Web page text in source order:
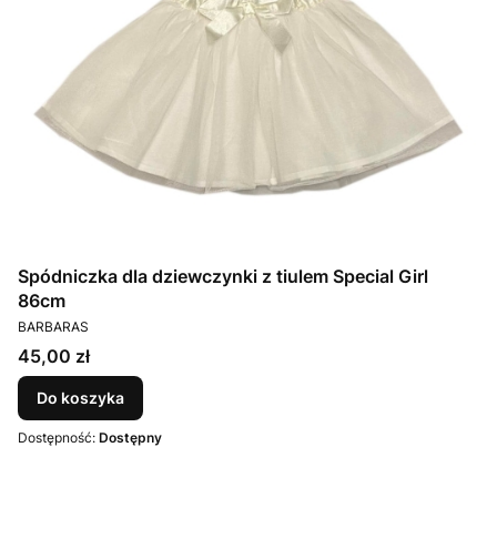
Spódniczka dla dziewczynki z tiulem Special Girl
86cm
PRODUCENT
BARBARAS
Cena
45,00 zł
Do koszyka
Dostępność: Dostępny